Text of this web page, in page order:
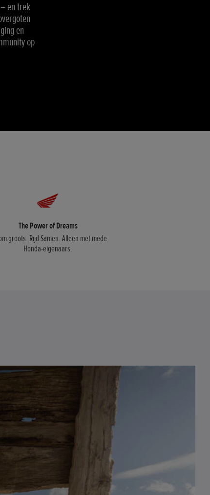
en trek
en
op
The Power of Dreams
groots. Rijd Samen. Alleen met mede
Honda-eigenaars.